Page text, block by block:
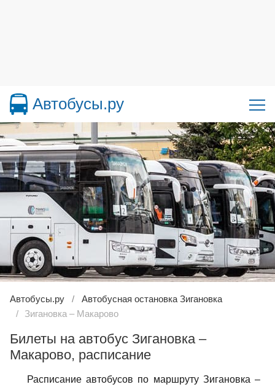
Автобусы.ру
Автобусы.ру
Автобусная остановка Зигановка
Зигановка – Макарово
Билеты на автобус Зигановка –
Макарово, расписание
Расписание автобусов по маршруту Зигановка –